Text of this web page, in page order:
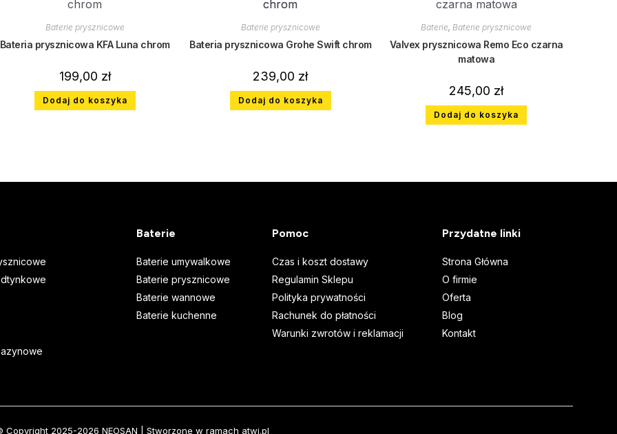
Baterie prysznicowe
Bateria prysznicowa KFA Luna chrom
199,00 zł
Dodaj do koszyka
Baterie prysznicowe
Bateria prysznicowa Grohe Swift chrom
239,00 zł
Dodaj do koszyka
Baterie,Baterie prysznicowe
Valvex prysznicowa Remo Eco czarna
matowa
245,00 zł
Dodaj do koszyka
Baterie
Baterie umywalkowe
Baterie prysznicowe
Baterie wannowe
Baterie kuchenne
Pomoc
Czas i koszt dostawy
Regulamin Sklepu
Polityka prywatności
Rachunek do płatności
Warunki zwrotów i reklamacji
Przydatne linki
Strona Główna
O firmie
Oferta
Blog
Kontakt
Copyright 2025-2026 NEOSAN | Stworzone w ramach atwi.pl